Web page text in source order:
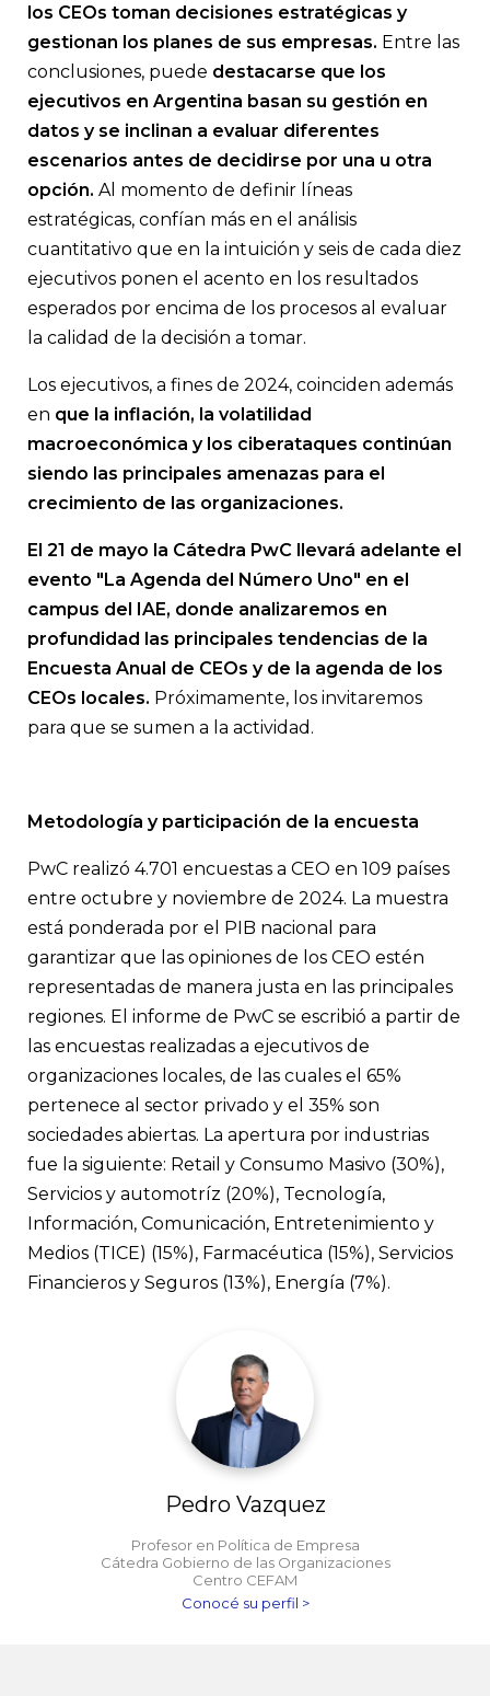
Pedro Vazquez
Profesor en Política de Empresa
Cátedra Gobierno de las Organizaciones
Centro CEFAM
Conocé su perfil >
los CEOs toman decisiones estratégicas y
gestionan los planes de sus empresas. Entre las
conclusiones, puede destacarse que los
ejecutivos en Argentina basan su gestión en
datos y se inclinan a evaluar diferentes
escenarios antes de decidirse por una u otra
opción. Al momento de definir líneas
estratégicas, confían más en el análisis
cuantitativo que en la intuición y seis de cada diez
ejecutivos ponen el acento en los resultados
esperados por encima de los procesos al evaluar
la calidad de la decisión a tomar.
Los ejecutivos, a fines de 2024, coinciden además
en que la inflación, la volatilidad
macroeconómica y los ciberataques continúan
siendo las principales amenazas para el
crecimiento de las organizaciones.
El 21 de mayo la Cátedra PwC llevará adelante el
evento "La Agenda del Número Uno" en el
campus del IAE, donde analizaremos en
profundidad las principales tendencias de la
Encuesta Anual de CEOs y de la agenda de los
CEOs locales. Próximamente, los invitaremos
para que se sumen a la actividad.
Metodología y participación de la encuesta
PwC realizó 4.701 encuestas a CEO en 109 países
entre octubre y noviembre de 2024. La muestra
está ponderada por el PIB nacional para
garantizar que las opiniones de los CEO estén
representadas de manera justa en las principales
regiones. El informe de PwC se escribió a partir de
las encuestas realizadas a ejecutivos de
organizaciones locales, de las cuales el 65%
pertenece al sector privado y el 35% son
sociedades abiertas. La apertura por industrias
fue la siguiente: Retail y Consumo Masivo (30%),
Servicios y automotríz (20%), Tecnología,
Información, Comunicación, Entretenimiento y
Medios (TICE) (15%), Farmacéutica (15%), Servicios
Financieros y Seguros (13%), Energía (7%).